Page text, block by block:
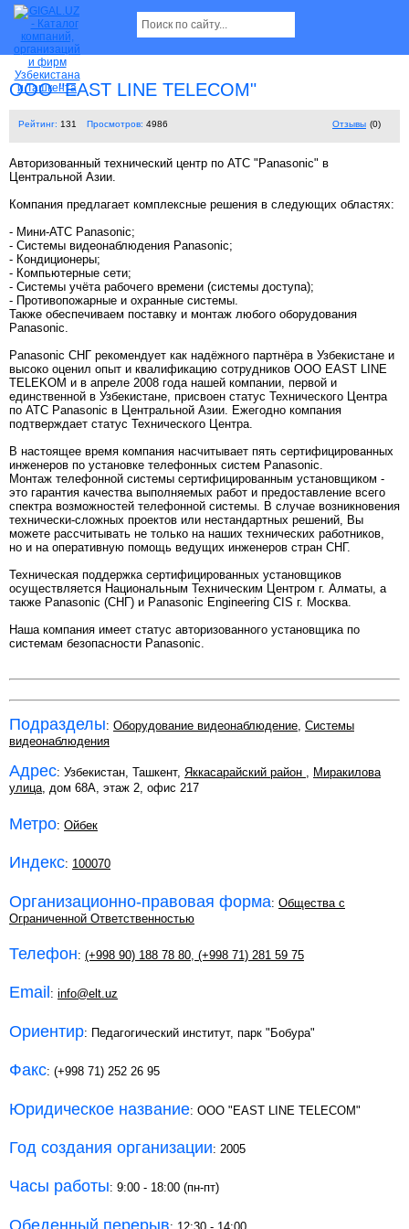
ООО "EAST LINE TELECOM"
Рейтинг: 131 Просмотров: 4986 Отзывы (0)
Авторизованный технический центр по АТС "Panasonic" в
Центральной Азии.
Компания предлагает комплексные решения в следующих областях:
- Мини-АТС Panasonic;
- Системы видеонаблюдения Panasonic;
- Кондиционеры;
- Компьютерные сети;
- Системы учёта рабочего времени (системы доступа);
- Противопожарные и охранные системы.
Также обеспечиваем поставку и монтаж любого оборудования
Panasonic.
Panasonic СНГ рекомендует как надёжного партнёра в Узбекистане и
высоко оценил опыт и квалификацию сотрудников ООО EAST LINE
TELEKOM и в апреле 2008 года нашей компании, первой и
единственной в Узбекистане, присвоен статус Технического Центра
по АТС Panasonic в Центральной Азии. Ежегодно компания
подтверждает статус Технического Центра.
В настоящее время компания насчитывает пять сертифицированных
инженеров по установке телефонных систем Panasonic.
Монтаж телефонной системы сертифицированным установщиком -
это гарантия качества выполняемых работ и предоставление всего
спектра возможностей телефонной системы. В случае возникновения
технически-сложных проектов или нестандартных решений, Вы
можете рассчитывать не только на наших технических работников,
но и на оперативную помощь ведущих инженеров стран СНГ.
Техническая поддержка сертифицированных установщиков
осуществляется Национальным Техническим Центром г. Алматы, а
также Panasonic (СНГ) и Panasonic Engineering CIS г. Москва.
Наша компания имеет статус авторизованного установщика по
системам безопасности Panasonic.
Подразделы: Оборудование видеонаблюдение, Системы
видеонаблюдения
Адрес: Узбекистан, Ташкент, Яккасарайский район , Миракилова
улица, дом 68А, этаж 2, офис 217
Метро: Ойбек
Индекс: 100070
Организационно-правовая форма: Общества с
Ограниченной Ответственностью
Телефон: (+998 90) 188 78 80, (+998 71) 281 59 75
Email : info@elt.uz
Ориентир: Педагогический институт, парк "Бобура"
Факс: (+998 71) 252 26 95
Юридическое название: ООО "EAST LINE TELECOM"
Год создания организации: 2005
Часы работы: 9:00 - 18:00 (пн-пт)
Обеденный перерыв